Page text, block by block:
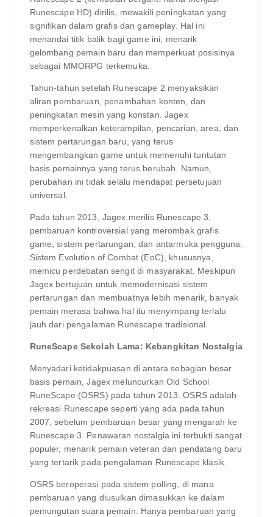
Runescape HD) dirilis, mewakili peningkatan yang
signifikan dalam grafis dan gameplay. Hal ini
menandai titik balik bagi game ini, menarik
gelombang pemain baru dan memperkuat posisinya
sebagai MMORPG terkemuka.
Tahun-tahun setelah Runescape 2 menyaksikan
aliran pembaruan, penambahan konten, dan
peningkatan mesin yang konstan. Jagex
memperkenalkan keterampilan, pencarian, area, dan
sistem pertarungan baru, yang terus
mengembangkan game untuk memenuhi tuntutan
basis pemainnya yang terus berubah. Namun,
perubahan ini tidak selalu mendapat persetujuan
universal.
Pada tahun 2013, Jagex merilis Runescape 3,
pembaruan kontroversial yang merombak grafis
game, sistem pertarungan, dan antarmuka pengguna.
Sistem Evolution of Combat (EoC), khususnya,
memicu perdebatan sengit di masyarakat. Meskipun
Jagex bertujuan untuk memodernisasi sistem
pertarungan dan membuatnya lebih menarik, banyak
pemain merasa bahwa hal itu menyimpang terlalu
jauh dari pengalaman Runescape tradisional.
RuneScape Sekolah Lama: Kebangkitan Nostalgia
Menyadari ketidakpuasan di antara sebagian besar
basis pemain, Jagex meluncurkan Old School
RuneScape (OSRS) pada tahun 2013. OSRS adalah
rekreasi Runescape seperti yang ada pada tahun
2007, sebelum pembaruan besar yang mengarah ke
Runescape 3. Penawaran nostalgia ini terbukti sangat
populer, menarik pemain veteran dan pendatang baru
yang tertarik pada pengalaman Runescape klasik.
OSRS beroperasi pada sistem polling, di mana
pembaruan yang diusulkan dimasukkan ke dalam
pemungutan suara pemain. Hanya pembaruan yang